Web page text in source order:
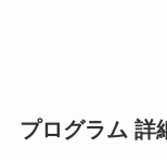
プログラム 詳